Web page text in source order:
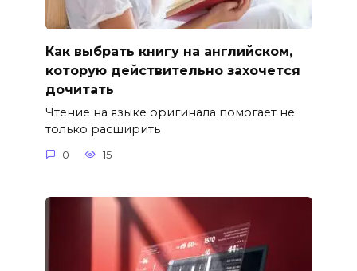
Как выбрать книгу на английском,
которую действительно захочется
дочитать
Чтение на языке оригинала помогает не
только расширить
0 15